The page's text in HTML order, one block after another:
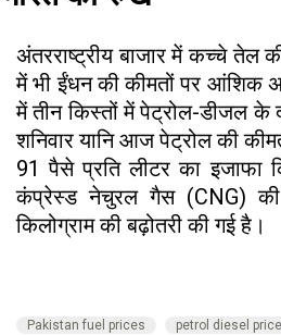
अंतरराष्ट्रीय बाजार में कच्चे तेल
में भी ईंधन की कीमतों पर आंशिक
में तीन किस्तों में पेट्रोल-डीजल के
शनिवार यानि आज पेट्रोल की
91 पैसे प्रति लीटर का इजाफा
कंप्रेस्ड नेचुरल गैस (CNG) की
किलोग्राम की बढ़ोतरी की गई है।
Pakistan fuel prices petrol diesel